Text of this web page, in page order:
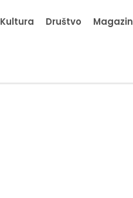
Kultura Društvo Magazin